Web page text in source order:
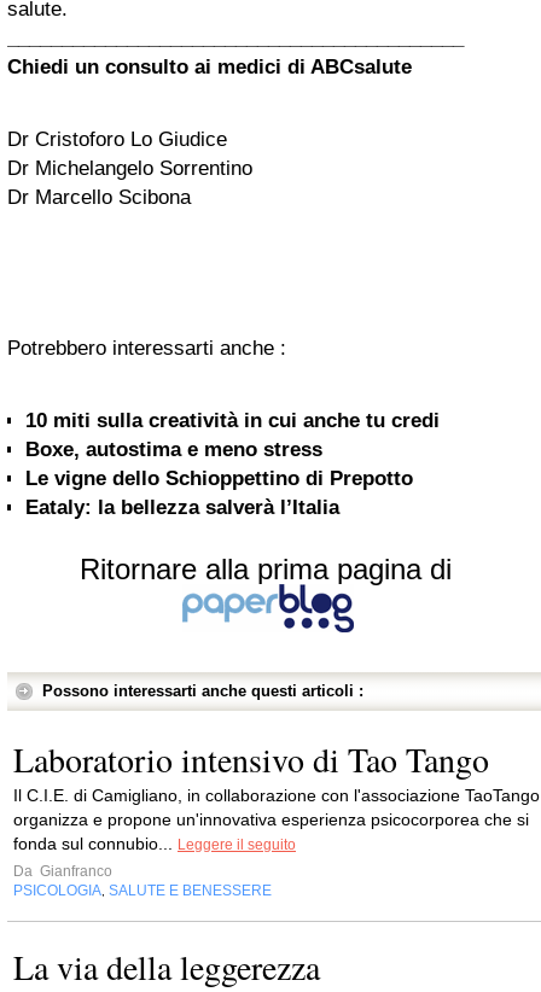
salute.
Chiedi un consulto ai medici di ABCsalute
Dr Cristoforo Lo Giudice
Dr Michelangelo Sorrentino
Dr Marcello Scibona
Potrebbero interessarti anche :
10 miti sulla creatività in cui anche tu credi
Boxe, autostima e meno stress
Le vigne dello Schioppettino di Prepotto
Eataly: la bellezza salverà l’Italia
Ritornare alla prima pagina di
Possono interessarti anche questi articoli :
Laboratorio intensivo di Tao Tango
Il C.I.E. di Camigliano, in collaborazione con l'associazione
organizza e propone un'innovativa esperienza psicocorporea che si
fonda sul connubio...
Leggere il seguito
Da Gianfranco
PSICOLOGIA SALUTE E BENESSERE
La via della leggerezza